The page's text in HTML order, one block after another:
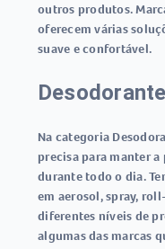
outros produtos.
oferecem várias
suave e confortável.
Na categoria
precisa para manter a
durante todo o dia.
em aerosol, spray,
diferentes níveis de
algumas das marcas